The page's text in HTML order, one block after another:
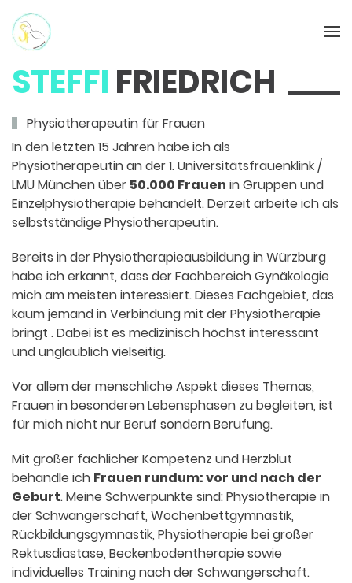
STEFFI FRIEDRICH
Physiotherapeutin für Frauen
In den letzten 15 Jahren habe ich als
Physiotherapeutin an der 1. Universi­tätsfrauenklink /
LMU München über 50.000 Frauen in Gruppen und
Einzel­physiotherapie behandelt. Derzeit arbeite ich als
selbstständige Physiotherapeutin.
Bereits in der Physiotherapieausbildung in Würzburg
habe ich erkannt, dass der Fachbereich Gynäkologie
mich am meisten interessiert. Dieses Fachgebiet, das
kaum jemand in Verbindung mit der Physiotherapie
bringt . Dabei ist es medizinisch höchst interessant
und unglaublich vielseitig.
Vor allem der menschliche Aspekt dieses Themas,
Frauen in besonderen Lebensphasen zu begleiten, ist
für mich nicht nur Beruf sondern Berufung.
Mit großer fachlicher Kompetenz und Herzblut
behandle ich Frauen rundum: vor und nach der
Geburt. Meine Schwer­punkte sind: Physiotherapie in
der Schwangerschaft, Wochenbett­gymnastik,
Rückbildungsgymnastik, Physiotherapie bei großer
Rektus­diastase, Beckenbodentherapie sowie
individuelles Training nach der Schwanger­schaft.